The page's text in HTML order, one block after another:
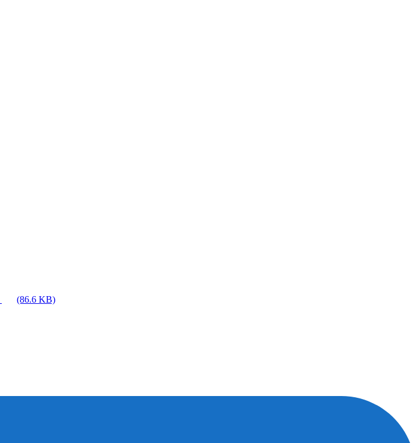
(86.6 KB)